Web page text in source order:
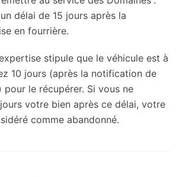
délai de 15 jours après la
en fourrière.
stipule que le véhicule est à
10 jours (après la notification de
pour le récupérer. Si vous ne
votre bien après ce délai, votre
comme abandonné.